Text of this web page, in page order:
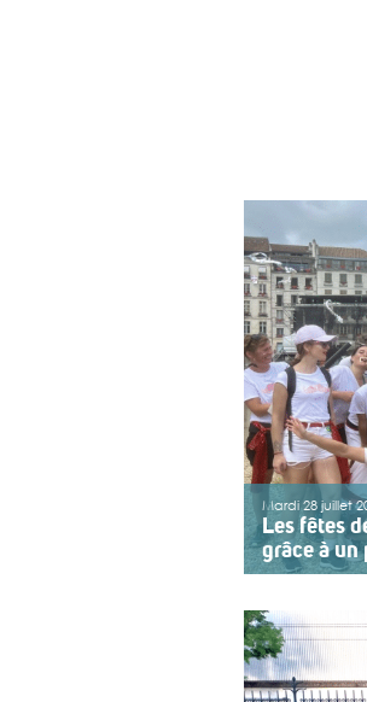
Mardi 28 juillet
Les fêtes
grâce à
sept ans,
Bayonne à
année, le